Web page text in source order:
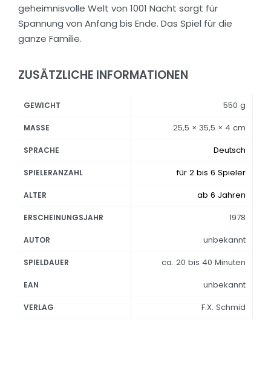
geheimnisvolle Welt von 1001 Nacht sorgt für
Spannung von Anfang bis Ende. Das Spiel für die
ganze Familie.
ZUSÄTZLICHE INFORMATIONEN
GEWICHT 550 g
MASSE 25,5 × 35,5 × 4 cm
SPRACHE Deutsch
SPIELERANZAHL für 2 bis 6 Spieler
ALTER ab 6 Jahren
ERSCHEINUNGSJAHR 1978
AUTOR unbekannt
SPIELDAUER ca. 20 bis 40 Minuten
EAN unbekannt
VERLAG F.X. Schmid